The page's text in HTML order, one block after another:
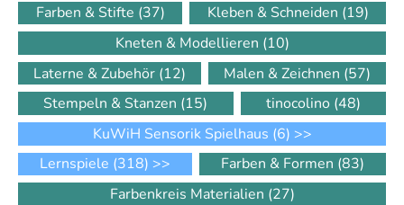
Farben & Stifte (37) Kleben & Schneiden (19)
Kneten & Modellieren (10)
Laterne & Zubehör (12) Malen & Zeichnen (57)
Stempeln & Stanzen (15) tinocolino (48)
KuWiH Sensorik Spielhaus (6) >>
Lernspiele (318) >> Farben & Formen (83)
Farbenkreis Materialien (27)